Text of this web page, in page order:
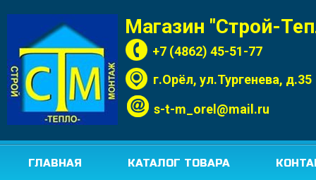
Магазин "Строй-
+7 (4862) 45-51-77
г.Орёл, ул.Тургенева, д.35
s-t-m_orel@mail.ru
ГЛАВНАЯ КАТАЛОГ ТОВАРА